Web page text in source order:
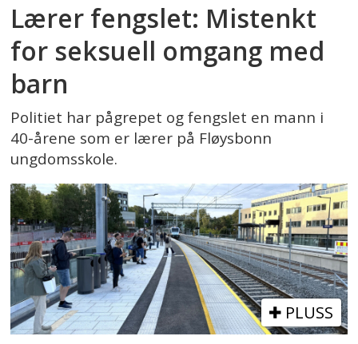
Lærer fengslet: Mistenkt
for seksuell omgang med
barn
Politiet har pågrepet og fengslet en mann i
40-årene som er lærer på Fløysbonn
ungdomsskole.
PLUSS